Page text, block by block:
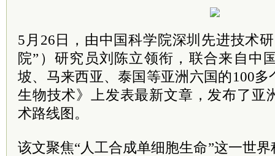
5月26日，由中国科学院深圳先进技术
院”）研究员刘陈立领衔，联合来自中
坡、马来西亚、泰国等亚洲六国的100
生物技术》上发表最新文章，发布了亚
术路线图。
该文聚焦“人工合成单细胞生命”这一世